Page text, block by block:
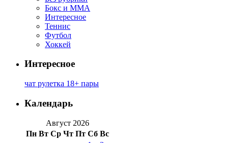
Бокс и ММА
Интересное
Теннис
Футбол
Хоккей
Интересное
чат рулетка 18+ пары
Календарь
Август 2026
Пн Вт Ср Чт Пт Сб Вс